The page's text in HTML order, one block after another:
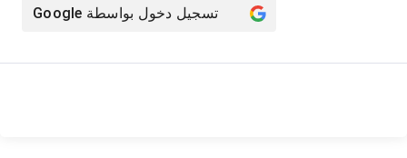
تسجيل دخول بواسطة Google